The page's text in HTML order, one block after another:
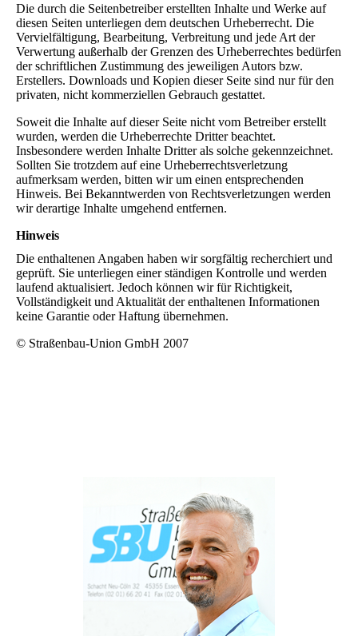
Die durch die Seitenbetreiber erstellten Inhalte und Werke auf
diesen Seiten unterliegen dem deutschen Urheberrecht. Die
Vervielfältigung, Bearbeitung, Verbreitung und jede Art der
Verwertung außerhalb der Grenzen des Urheberrechtes bedürfen
der schriftlichen Zustimmung des jeweiligen Autors bzw.
Erstellers. Downloads und Kopien dieser Seite sind nur für den
privaten, nicht kommerziellen Gebrauch gestattet.
Soweit die Inhalte auf dieser Seite nicht vom Betreiber erstellt
wurden, werden die Urheberrechte Dritter beachtet.
Insbesondere werden Inhalte Dritter als solche gekennzeichnet.
Sollten Sie trotzdem auf eine Urheberrechtsverletzung
aufmerksam werden, bitten wir um einen entsprechenden
Hinweis. Bei Bekanntwerden von Rechtsverletzungen werden
wir derartige Inhalte umgehend entfernen.
Hinweis
Die enthaltenen Angaben haben wir sorgfältig recherchiert und
geprüft. Sie unterliegen einer ständigen Kontrolle und werden
laufend aktualisiert. Jedoch können wir für Richtigkeit,
Vollständigkeit und Aktualität der enthaltenen Informationen
keine Garantie oder Haftung übernehmen.
© Straßenbau-Union GmbH 2007